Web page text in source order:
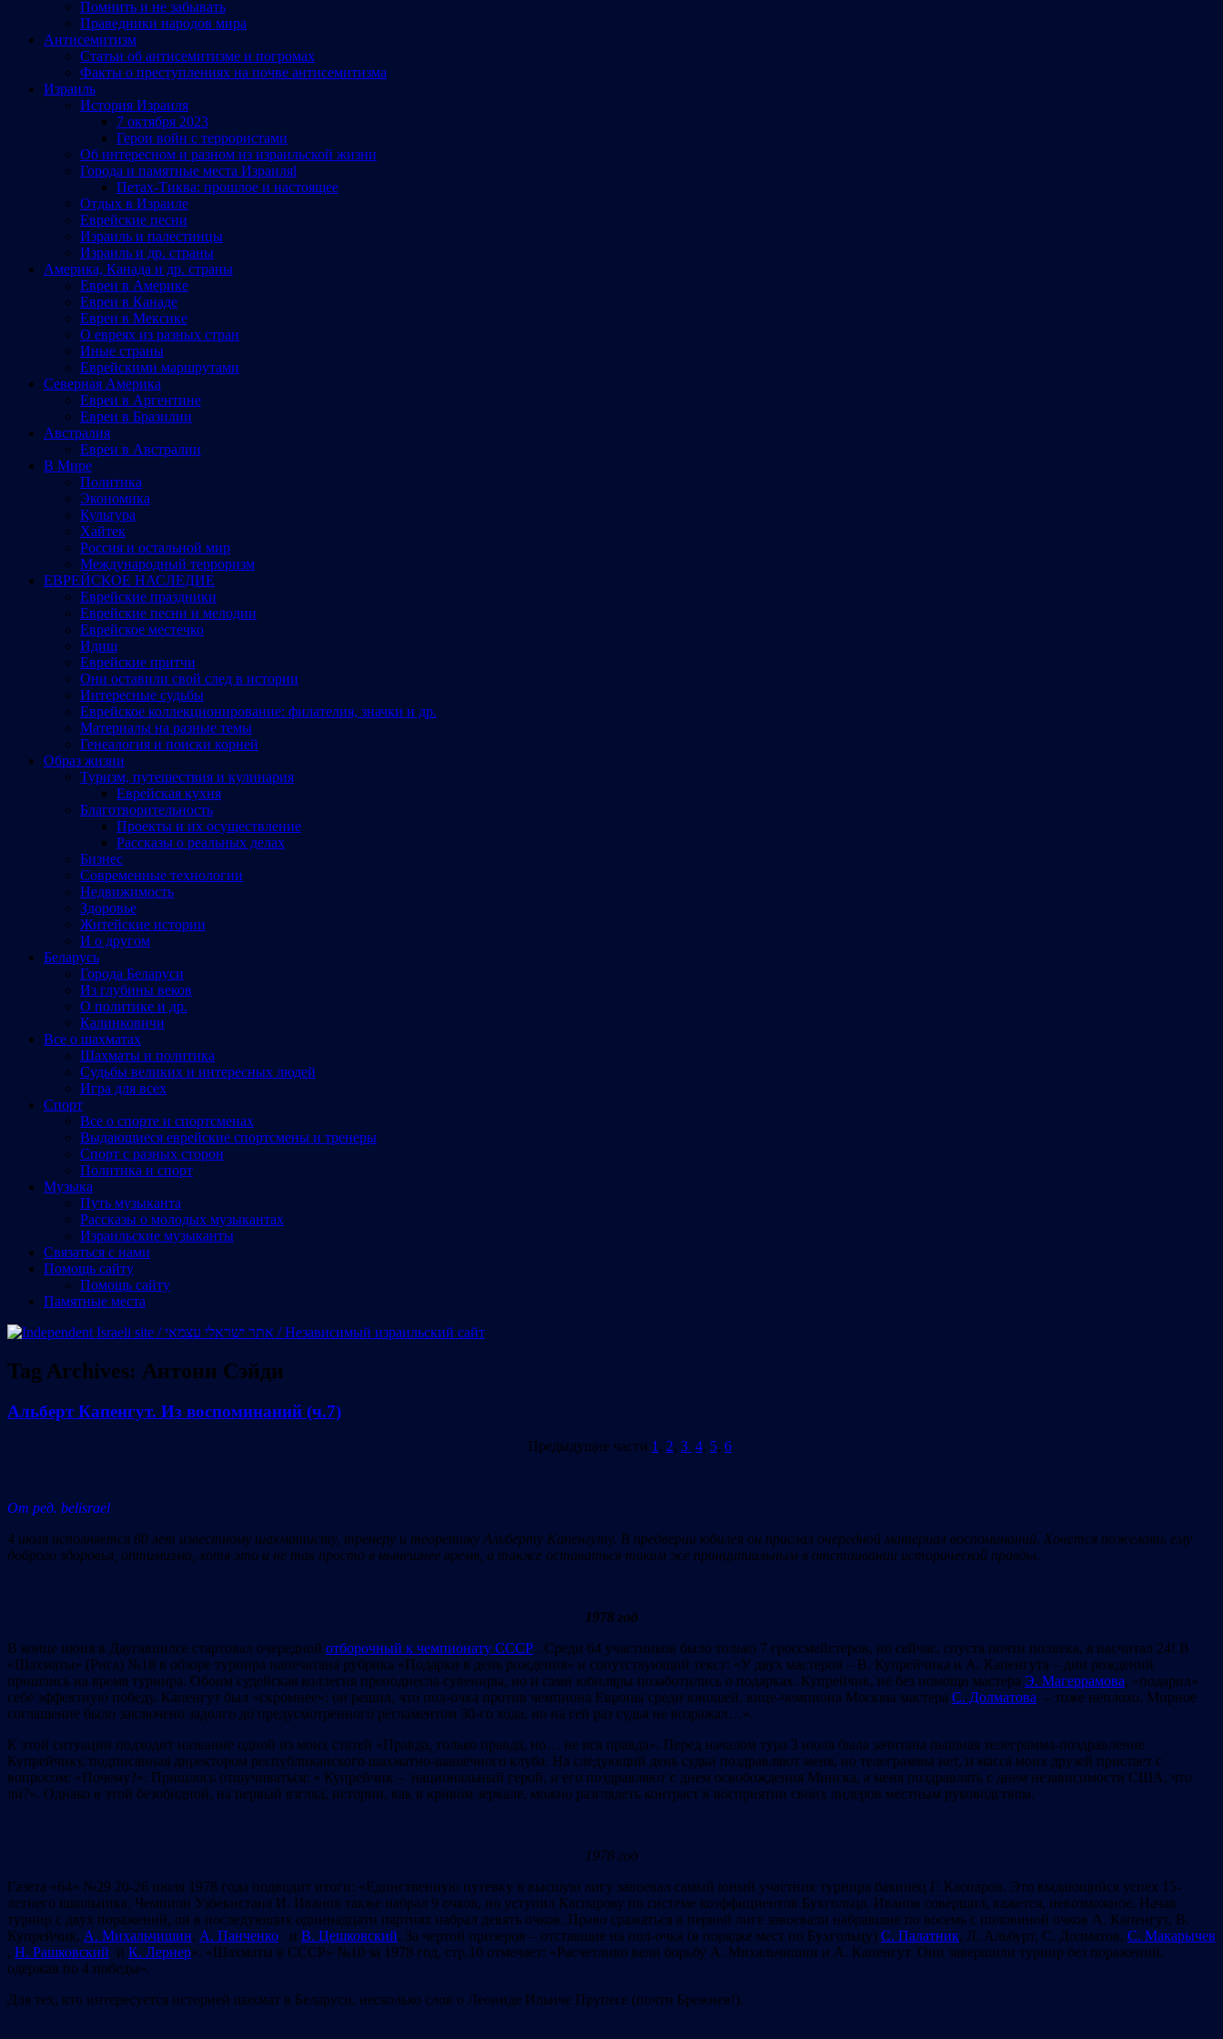
Помнить и не забывать
Праведники народов мира
Антисемитизм
Статьи об антисемитизме и погромах
Факты о преступлениях на почве антисемитизма
Израиль
История Израиля
7 октября 2023
Герои войн с террористами
Об интересном и разном из израильской жизни
Города и памятные места Израиляl
Петах-Тиква: прошлое и настоящее
Отдых в Израиле
Еврейские песни
Израиль и палестинцы
Израиль и др. страны
Америка, Канада и др. страны
Евреи в Америке
Евреи в Канаде
Евреи в Мексике
О евреях из разных стран
Иные страны
Еврейскими маршрутами
Северная Америка
Евреи в Аргентине
Евреи в Бразилии
Австралия
Евреи в Австралии
В Мире
Политика
Экономика
Культура
Хайтек
Россия и остальной мир
Международный терроризм
ЕВРЕЙСКОЕ НАСЛЕДИЕ
Еврейские праздники
Еврейские песни и мелодии
Еврейское местечко
Идиш
Еврейские притчи
Они оставили свой след в истории
Интересные судьбы
Еврейское коллекционирование: филателия, значки и др.
Материалы на разные темы
Генеалогия и поиски корней
Образ жизни
Туризм, путешествия и кулинария
Еврейская кухня
Благотворительность
Проекты и их осуществление
Рассказы о реальных делах
Бизнес
Современные технологии
Недвижимость
Здоровье
Житейские истории
И о другом
Беларусь
Города Беларуси
Из глубины веков
О политике и др.
Калинковичи
Все о шахматах
Шахматы и политика
Судьбы великих и интересных людей
Игра для всех
Спорт
Все о спорте и спортсменах
Выдающиеся еврейские спортсмены и тренеры
Спорт с разных сторон
Политика и спорт
Музыка
Путь музыканта
Рассказы о молодых музыкантах
Израильские музыканты
Cвязаться с нами
Помощь сайту
Помощь сайту
Памятные места
Tag Archives: Антони Сэйди
Альберт Капенгут. Из воспоминаний (ч.7)
Предыдущие части 1 , 2, 3 4, 5, 6
От ред. belisrael
4 июля исполняется 80 лет известному шахматисту, тренеру и теоретику Альберту Капенгуту. В предверии юбилея он прислал очередной материал воспоминаний. Хочется пожелать ему
доброго здоровья, оптимизма, хотя это и не так просто в нынешнее время, а также оставаться таким же принципиальным в отстаивании исторической правды.
1978 год
В конце июня в Даугавпилсе стартовал очередной отборочный к чемпионату СССР . Среди 64 участников было только 7 гроссмейстеров, но сейчас, спустя почти полвека, я насчитал 24! В
«Шахматы» (Рига) №18 в обзоре турнира напечатана рубрика «Подарки в день рождения» и сопутствующий текст: «У двух мастеров – В. Купрейчика и А. Капенгута – дни рождений
пришлись на время турнира. Обоим судейская коллегия преподнесла сувениры, но и сами юбиляры позаботились о подарках. Купрейчик, не без помощи мастера Э. Магеррамова, «подарил»
себе эффектную победу. Капенгут был «скромнее»: он решил, что пол-очка против чемпиона Европы среди юношей, вице-чемпиона Москвы мастера С. Долматова – тоже неплохо. Мирное
соглашение было заключено задолго до предусмотренного регламентом 30-го хода, но на сей раз судья не возражал…».
К этой ситуации подходит название одной из моих статей «Правда, только правда, но… не вся правда». Перед началом тура 3 июля была зачитана пышная телеграмма-поздравление
Купрейчику, подписанная директором республиканского шахматно-шашечного клуба. На следующий день судьи поздравляют меня, но телеграммы нет, и масса моих друзей пристает с
вопросом: «Почему?». Пришлось отшучиваться: « Купрейчик – национальный герой, и его поздравляют с днем освобождения Минска, а меня поздравлять с днем независимости США, что
ли?». Однако в этой безобидной, на первый взгляд, истории, как в кривом зеркале, можно разглядеть контраст в восприятии своих лидеров местным руководством.
1978 год
Газета «64» №29 20-26 июля 1978 года подводит итоги: «Единственную путевку в высшую лигу завоевал самый юный участник турнира бакинец Г. Каспаров. Это выдающийся успех 15-
летнего школьника. Чемпион Узбекистана И. Иванов также набрал 9 очков, но уступил Каспарову по системе коэффициентов Бухгольца. Иванов совершил, кажется, невозможное. Начав
турнир с двух поражений, он в последующих одиннадцати партиях набрал девять очков. Право сражаться в первой лиге завоевали набравшие по восемь с половиной очков А. Капенгут, В.
Купрейчик, А. Михальчишин, А. Панченко и В. Цешковский. За чертой призеров – отставшие на пол-очка (в порядке мест по Бухгольцу) С. Палатник, Л. Альбурт, С. Долматов, С. Макарычев
, Н. Рашковский и К. Лернер». «Шахматы в СССР» №10 за 1978 год, стр.10 отмечает: «Расчетливо вели борьбу А. Михальчишин и А. Капенгут. Они завершили турнир без поражений,
одержав по 4 победы».
Для тех, кто интересуется историей шахмат в Беларуси, несколько слов о Леониде Ильиче Прупесе (почти Брежнев!).